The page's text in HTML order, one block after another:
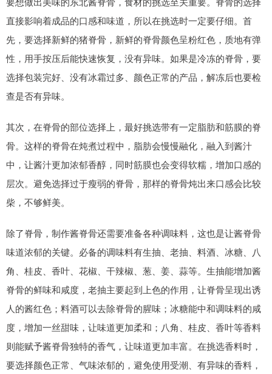
直接影响着成品的口感和味道，所以在挑选时一定要仔细。首
先，要选择新鲜的猪脊骨，新鲜的脊骨颜色呈粉红色，质地有弹
性，用手按压后能快速恢复，没有异味。如果是冷冻的脊骨，要
选择包装完好、没有冰霜过多、颜色正常的产品，解冻后也要检
查是否有异味。
其次，在脊骨的部位选择上，最好挑选带有一定脂肪和筋膜的脊
骨。这样的脊骨在炖煮过程中，脂肪会慢慢融化，融入到酱汁
中，让酱汁更加浓郁香醇，同时筋膜也会变得软糯，增加口感的
层次。避免选择过于瘦弱的脊骨，那样的脊骨炖出来口感会比较
柴，不够鲜美。
除了脊骨，制作酱脊骨还需要准备各种调味料，这也是让酱脊骨
味道浓郁的关键。必备的调味料有生抽、老抽、料酒、冰糖、八
角、桂皮、香叶、花椒、干辣椒、葱、姜、蒜等。生抽能增加酱
脊骨的鲜味和咸度，老抽主要起到上色的作用，让脊骨呈现出诱
人的酱红色；料酒可以去除脊骨的腥味；冰糖能中和调味料的咸
度，增加一丝甜味，让味道更加柔和；八角、桂皮、香叶等香料
则能赋予酱脊骨独特的香气，让味道更加丰富。在挑选香料时，
要选择颜色正常、气味浓郁的，避免使用受潮、有异味的香料，